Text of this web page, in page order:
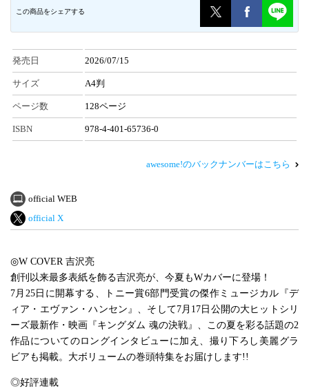
この商品をシェアする
発売日 2026/07/15
サイズ A4判
ページ数 128ページ
ISBN 978-4-401-65736-0
awesome!のバックナンバーはこちら
official WEB
official X
◎W COVER 吉沢亮
創刊以来最多表紙を飾る吉沢亮が、今夏もWカバーに登場！
7月25日に開幕する、トニー賞6部門受賞の傑作ミュージカル『デ
ィア・エヴァン・ハンセン』、そして7月17日公開の大ヒットシリ
ーズ最新作・映画『キングダム 魂の決戦』、この夏を彩る話題の2
作品についてのロングインタビューに加え、撮り下ろし美麗グラ
ビアも掲載。大ボリュームの巻頭特集をお届けします!!
◎好評連載